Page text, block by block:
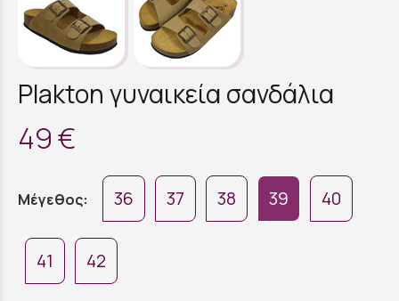
Plakton γυναικεία σανδάλια
49 €
Μέγεθος: 36 37 38 39 40
41 42